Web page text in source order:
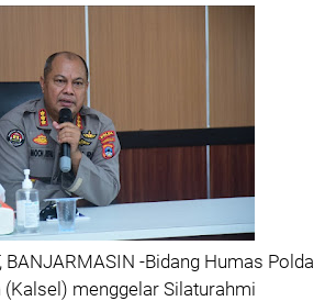
BANJARMASIN -Bidang Humas Polda
menggelar Silaturahmi